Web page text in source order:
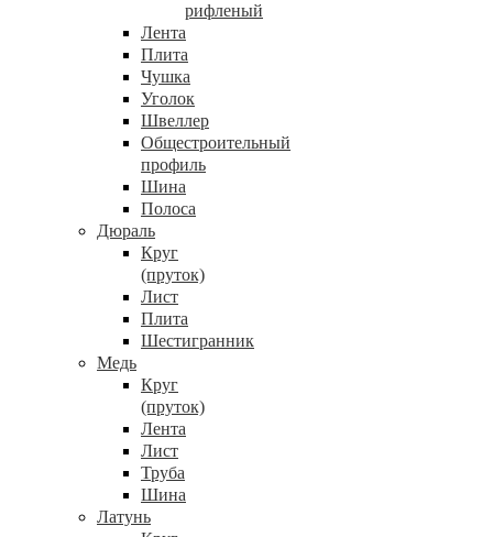
рифленый
Лента
Плита
Чушка
Уголок
Швеллер
Общестроительный
профиль
Шина
Полоса
Дюраль
Круг
(пруток)
Лист
Плита
Шестигранник
Медь
Круг
(пруток)
Лента
Лист
Труба
Шина
Латунь